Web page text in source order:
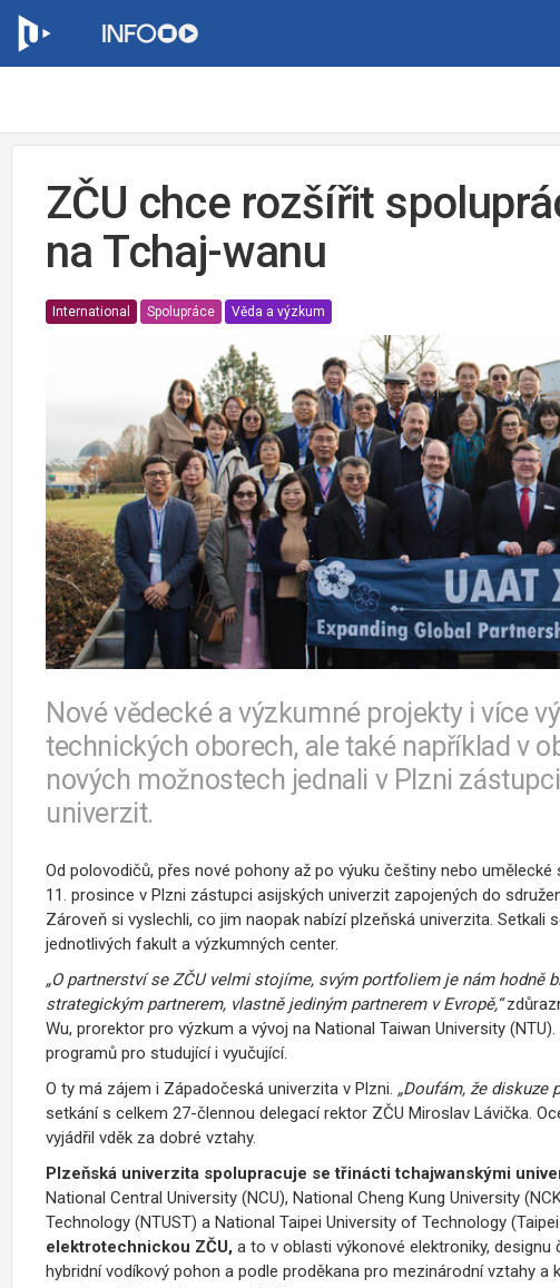
ZČU chce rozšířit
na Tchaj-wanu
International Spolupráce Věda a výzkum
Nové vědecké a výzkumné projekty i více
technických oborech, ale také například v
nových možnostech jednali v Plzni
univerzit.
Od polovodičů, přes nové pohony až po výuku češtiny nebo
11. prosince v Plzni zástupci asijských univerzit zapojených do
Zároveň si vyslechli, co jim naopak nabízí plzeňská univerzita. Setkali
jednotlivých fakult a výzkumných center.
„O partnerství se ZČU velmi stojíme, svým portfoliem je nám hodně
strategickým partnerem, vlastně jediným partnerem v Evropě,“
Wu, prorektor pro výzkum a vývoj na National Taiwan University (NTU).
programů pro studující i vyučující.
O ty má zájem i Západočeská univerzita v Plzni. „Doufám, že diskuze
setkání s celkem 27-člennou delegací rektor ZČU Miroslav Lávička.
vyjádřil vděk za dobré vztahy.
Plzeňská univerzita spolupracuje se třinácti tchajwanskými
National Central University (NCU), National Cheng Kung University
Technology (NTUST) a National Taipei University of Technology
elektrotechnickou ZČU, a to v oblasti výkonové elektroniky,
hybridní vodíkový pohon a podle proděkana pro mezinárodní vztahy